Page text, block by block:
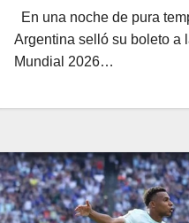
En una noche de pura
Argentina selló su boleto a
Mundial 2026…